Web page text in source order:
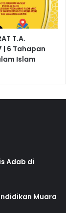
T.A.
| 6 Tahapan
Islam
Adab di
Muara